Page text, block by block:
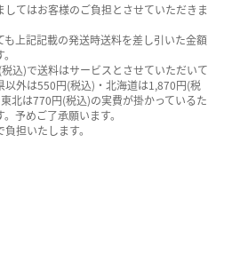
てはお客様のご負担とさせていただきま
も上記記載の発送時送料を差し引いた金額
込)で送料はサービスとさせていただいて
以外は550円(税込)・北海道は1,870円(税
北は770円(税込)の実費が掛かっているた
予めご了承願います。
担いたします。